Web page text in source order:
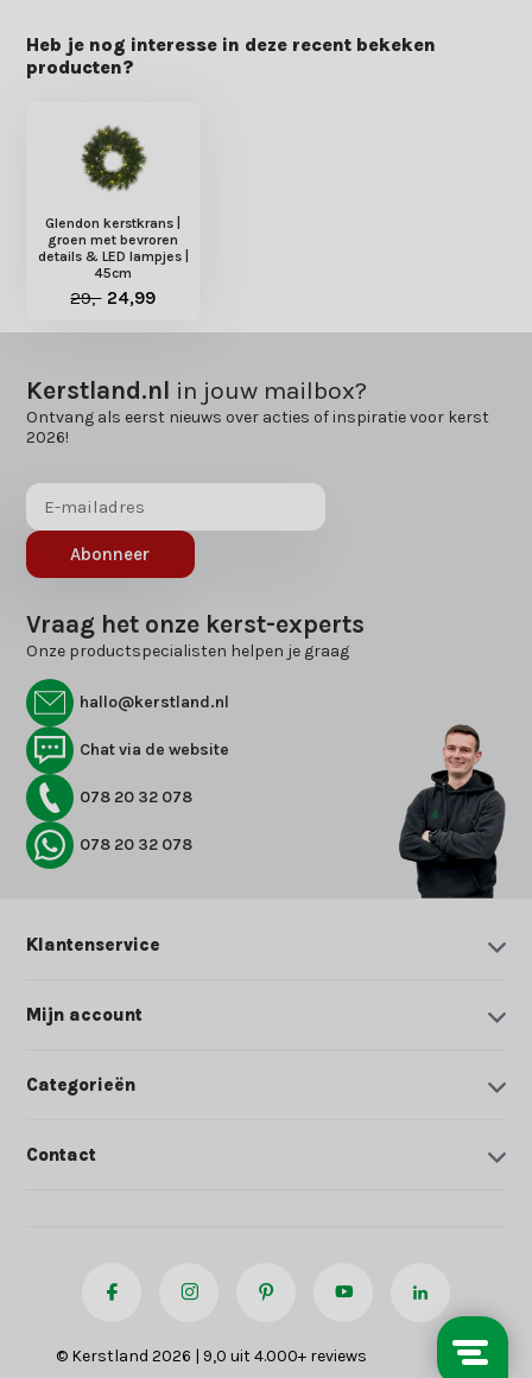
Heb je nog interesse in deze recent bekeken
producten?
Glendon kerstkrans |
groen met bevroren
details & LED lampjes |
45cm
29,- 24,99
Kerstland.nl in jouw mailbox?
Ontvang als eerst nieuws over acties of inspiratie voor kerst
2026!
Abonneer
Vraag het onze kerst-experts
Onze productspecialisten helpen je graag
hallo@kerstland.nl
Chat via de website
078 20 32 078
078 20 32 078
Klantenservice
Mijn account
Categorieën
Contact
© Kerstland 2026 | 9,0 uit 4.000+ reviews